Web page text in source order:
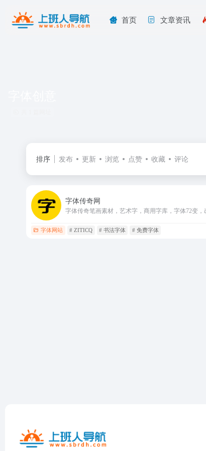
首页 文章资讯
排序 发布 更新 浏览 点赞 收藏 评论
字体传奇网
字体网站 # ZITICQ # 书法字体 # 免费字体